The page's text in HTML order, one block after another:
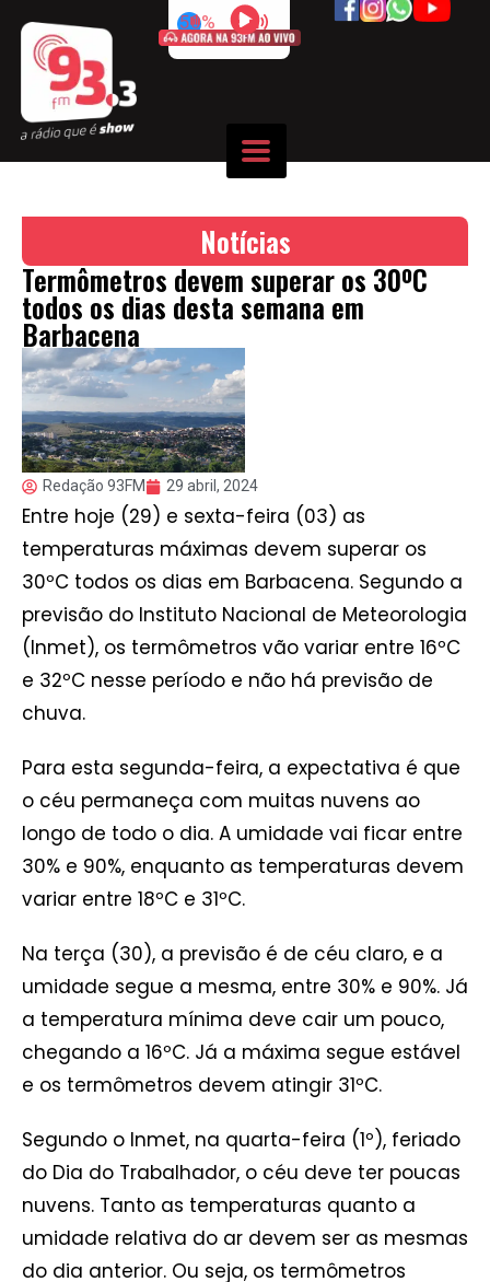
50%
Notícias
Termômetros devem superar os 30ºC
todos os dias desta semana em
Barbacena
Redação 93FM 29 abril, 2024
Entre hoje (29) e sexta-feira (03) as
temperaturas máximas devem superar os
30ºC todos os dias em Barbacena. Segundo a
previsão do Instituto Nacional de Meteorologia
(Inmet), os termômetros vão variar entre 16ºC
e 32ºC nesse período e não há previsão de
chuva.
Para esta segunda-feira, a expectativa é que
o céu permaneça com muitas nuvens ao
longo de todo o dia. A umidade vai ficar entre
30% e 90%, enquanto as temperaturas devem
variar entre 18ºC e 31ºC.
Na terça (30), a previsão é de céu claro, e a
umidade segue a mesma, entre 30% e 90%. Já
a temperatura mínima deve cair um pouco,
chegando a 16ºC. Já a máxima segue estável
e os termômetros devem atingir 31ºC.
Segundo o Inmet, na quarta-feira (1º), feriado
do Dia do Trabalhador, o céu deve ter poucas
nuvens. Tanto as temperaturas quanto a
umidade relativa do ar devem ser as mesmas
do dia anterior. Ou seja, os termômetros